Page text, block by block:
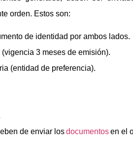
orden. Estos son:
de identidad por ambos lados.
3 meses de emisión).
(entidad de preferencia).
de enviar losdocumentosen el